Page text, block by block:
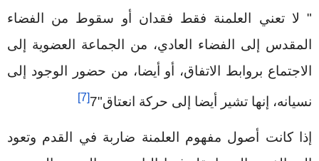
" لا تعني العلمنة فقط فقدان أو سقوط من الفضاء
المقدس إلى الفضاء العادي، من الجماعة العضوية إلى
الاجتماع بروابط الاتفاق، أو أيضا، من حضور الوجود إلى
نسيانه، إنها تشير أيضا إلى حركة انعتاق"7 [7]
إذا كانت أصول مفهوم العلمنة ضاربة في القدم وتعود